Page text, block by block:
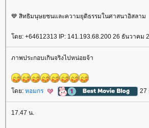
💙 สิทธิมนุษยชนและความยุติธรรมในศาสนาอิสลาม
ดย: +64612313 IP: 141.193.68.200 26 ธันวาคม
ภาพประกอบเกินจริงไปหน่อยจ้า
ดย: หอมกร 27
17.47 น.